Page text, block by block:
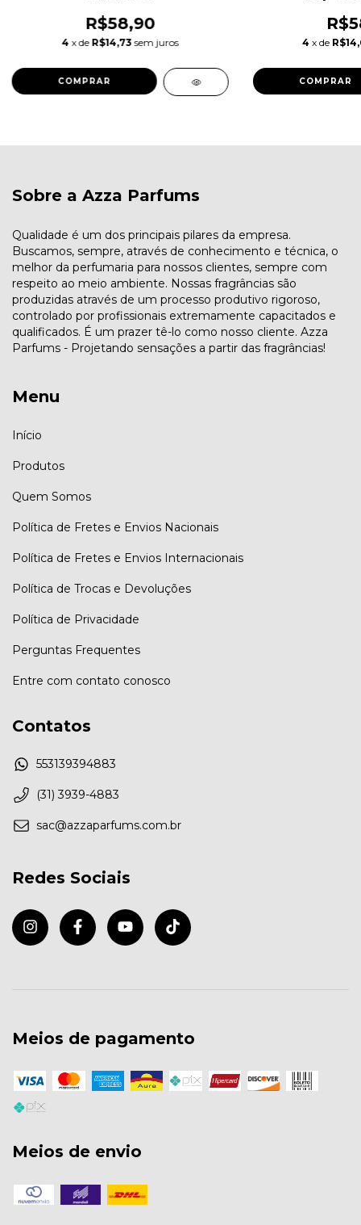
R$58,90
4 x de R$14,73 sem juros
COMPRAR
4 x de
COMPRAR
Sobre a Azza Parfums
Qualidade é um dos principais pilares da empresa.
Buscamos, sempre, através de conhecimento e técnica, o
melhor da perfumaria para nossos clientes, sempre com
respeito ao meio ambiente. Nossas fragrâncias são
produzidas através de um processo produtivo rigoroso,
controlado por profissionais extremamente capacitados e
qualificados. É um prazer tê-lo como nosso cliente. Azza
Parfums - Projetando sensações a partir das fragrâncias!
Menu
Início
Produtos
Quem Somos
Política de Fretes e Envios Nacionais
Política de Fretes e Envios Internacionais
Política de Trocas e Devoluções
Política de Privacidade
Perguntas Frequentes
Entre com contato conosco
Contatos
553139394883
(31) 3939-4883
sac@azzaparfums.com.br
Redes Sociais
Meios de pagamento
Meios de envio